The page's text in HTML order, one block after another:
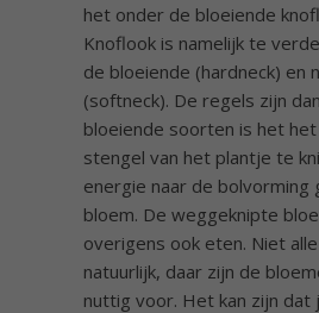
het onder de bloeiende
Knoflook is namelijk te
de bloeiende (hardneck) en
(softneck). De regels zijn
bloeiende soorten is het
stengel van het plantje te
energie naar de bolvorming
bloem. De weggeknipte
overigens ook eten. Niet
natuurlijk, daar zijn de
nuttig voor. Het kan zijn dat